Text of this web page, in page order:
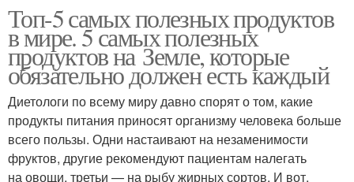
Топ-5 самых полезных продуктов
в мире. 5 самых полезных
продуктов на Земле, которые
обязательно должен есть каждый
Диетологи по всему миру давно спорят о том, какие
продукты питания приносят организму человека больше
всего пользы. Одни настаивают на незаменимости
фруктов, другие рекомендуют пациентам налегать
на овощи, третьи — на рыбу жирных сортов. И вот,